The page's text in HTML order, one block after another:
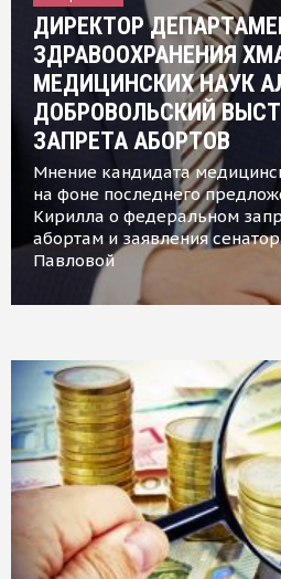
ДИРЕКТОР
ЗДРАВООХРАНЕНИЯ
МЕДИЦИНСКИХ НАУК
ДОБРОВОЛЬСКИЙ
ЗАПРЕТА АБОРТОВ
Мнение кандидата
на фоне последнего
Кирилла о федеральном
абортам и заявления
Павловой